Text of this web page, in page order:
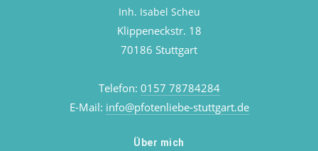
Inh. Isabel Scheu
Klippeneckstr. 18
70186 Stuttgart
Telefon: 0157 78784284
E-Mail: info@pfotenliebe-stuttgart.de
Über mich